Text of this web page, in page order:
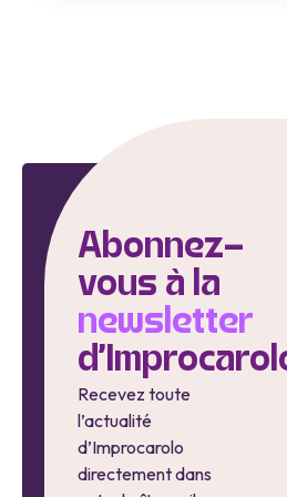
Abonnez-
vous à la
newsletter
Recevez toute
l’actualité
d’Improcarolo
directement dans